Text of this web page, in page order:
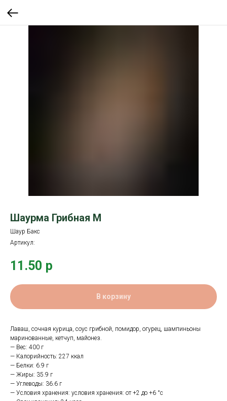
Шаурма Грибная M
Шаур Бакс
Артикул:
11.50 р
В корзину
Лаваш, сочная курица, соус грибной, помидор, огурец, шампиньоны
маринованные, кетчуп, майонез.
— Вес: 400 г
— Калорийность: 227 ккал
— Белки: 6.9 г
— Жиры: 35.9 г
— Углеводы: 36.6 г
— Условия хранения: условия хранения: от +2 до +6 °с